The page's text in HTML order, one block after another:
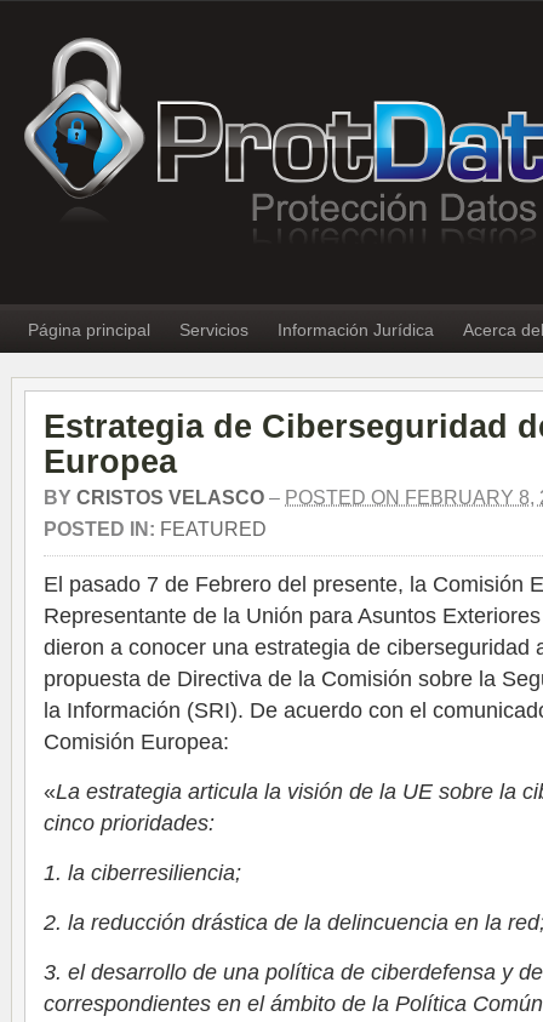
Página principal Servicios Información Jurídica Acerca
Estrategia de Ciberseguridad
Europea
BY CRISTOS VELASCO – POSTED ON FEBRUARY 8,
POSTED IN: FEATURED
El pasado 7 de Febrero del presente, la Comisión
Representante de la Unión para Asuntos
dieron a conocer una estrategia de ciberseguridad
propuesta de Directiva de la Comisión sobre la
la Información (SRI). De acuerdo con el
Comisión Europea:
«La estrategia articula la visión de la UE sobre la
cinco prioridades:
1. la ciberresiliencia;
2. la reducción drástica de la delincuencia en la
3. el desarrollo de una política de ciberdefensa y
correspondientes en el ámbito de la Política